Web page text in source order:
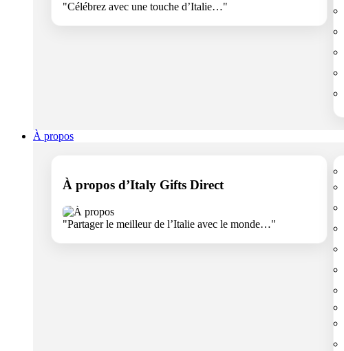
"Célébrez avec une touche d’Italie…"
À propos
À propos d’Italy Gifts Direct
"Partager le meilleur de l’Italie avec le monde…"